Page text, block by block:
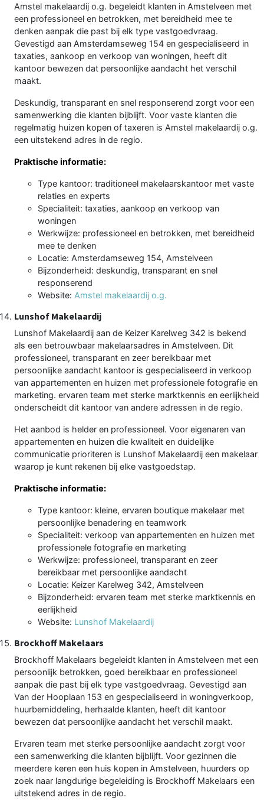
Amstel makelaardij o.g. begeleidt klanten in Amstelveen met
een professioneel en betrokken, met bereidheid mee te
denken aanpak die past bij elk type vastgoedvraag.
Gevestigd aan Amsterdamseweg 154 en gespecialiseerd in
taxaties, aankoop en verkoop van woningen, heeft dit
kantoor bewezen dat persoonlijke aandacht het verschil
maakt.
Deskundig, transparant en snel responserend zorgt voor een
samenwerking die klanten bijblijft. Voor vaste klanten die
regelmatig huizen kopen of taxeren is Amstel makelaardij o.g.
een uitstekend adres in de regio.
Praktische informatie:
Type kantoor: traditioneel makelaarskantoor met vaste
relaties en experts
Specialiteit: taxaties, aankoop en verkoop van
woningen
Werkwijze: professioneel en betrokken, met bereidheid
mee te denken
Locatie: Amsterdamseweg 154, Amstelveen
Bijzonderheid: deskundig, transparant en snel
responserend
Website: Amstel makelaardij o.g.
Lunshof Makelaardij
Lunshof Makelaardij aan de Keizer Karelweg 342 is bekend
als een betrouwbaar makelaarsadres in Amstelveen. Dit
professioneel, transparant en zeer bereikbaar met
persoonlijke aandacht kantoor is gespecialiseerd in verkoop
van appartementen en huizen met professionele fotografie en
marketing. ervaren team met sterke marktkennis en eerlijkheid
onderscheidt dit kantoor van andere adressen in de regio.
Het aanbod is helder en professioneel. Voor eigenaren van
appartementen en huizen die kwaliteit en duidelijke
communicatie prioriteren is Lunshof Makelaardij een makelaar
waarop je kunt rekenen bij elke vastgoedstap.
Praktische informatie:
Type kantoor: kleine, ervaren boutique makelaar met
persoonlijke benadering en teamwork
Specialiteit: verkoop van appartementen en huizen met
professionele fotografie en marketing
Werkwijze: professioneel, transparant en zeer
bereikbaar met persoonlijke aandacht
Locatie: Keizer Karelweg 342, Amstelveen
Bijzonderheid: ervaren team met sterke marktkennis en
eerlijkheid
Website: Lunshof Makelaardij
Brockhoff Makelaars
Brockhoff Makelaars begeleidt klanten in Amstelveen met een
persoonlijk betrokken, goed bereikbaar en professioneel
aanpak die past bij elk type vastgoedvraag. Gevestigd aan
Van der Hooplaan 153 en gespecialiseerd in woningverkoop,
huurbemiddeling, herhaalde klanten, heeft dit kantoor
bewezen dat persoonlijke aandacht het verschil maakt.
Ervaren team met sterke persoonlijke aandacht zorgt voor
een samenwerking die klanten bijblijft. Voor gezinnen die
meerdere keren een huis kopen in Amstelveen, huurders op
zoek naar langdurige begeleiding is Brockhoff Makelaars een
uitstekend adres in de regio.